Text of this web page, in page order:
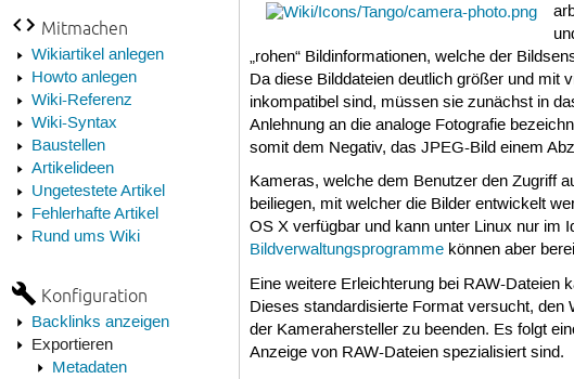
Mitmachen
Wikiartikel anlegen
Howto anlegen
Wiki-Referenz
Wiki-Syntax
Baustellen
Artikelideen
Ungetestete Artikel
Fehlerhafte Artikel
Rund ums Wiki
Konfiguration
Backlinks anzeigen
Exportieren
Metadaten
„rohen“ Bildinformationen, welche der
Da diese Bilddateien deutlich größer und mit
inkompatibel sind, müssen sie zunächst in
Anlehnung an die analoge Fotografie
somit dem Negativ, das JPEG-Bild einem
Kameras, welche dem Benutzer den Zugriff
beiliegen, mit welcher die Bilder entwickelt
OS X verfügbar und kann unter Linux nur im
Bildverwaltungsprogramme können aber
Eine weitere Erleichterung bei RAW-Dateien
Dieses standardisierte Format versucht,
der Kamerahersteller zu beenden. Es folgt
Anzeige von RAW-Dateien spezialisiert sind.